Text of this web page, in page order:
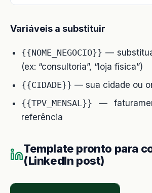
Variáveis a substituir
{{NOME_NEGOCIO}} —
(ex: “consultoria”, “loja física”)
{{CIDADE}} — sua cidade ou
{{TPV_MENSAL}} —
referência
Template pronto para
(LinkedIn post)